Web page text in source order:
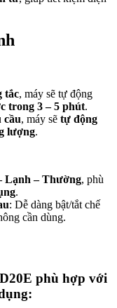
tắc, máy sẽ tự động
trong 3 – 5 phút.
cầu, máy sẽ tự động
lượng.
Lạnh – Thường, phù
.
: Dễ dàng bật/tắt chế
cần dùng.
phù hợp với